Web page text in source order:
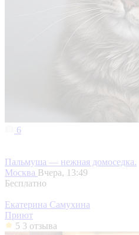
6
Пальмуша — нежная домоседка.
Москва Вчера, 13:49
Бесплатно
Екатерина Самухина
Приют
5 3 отзыва